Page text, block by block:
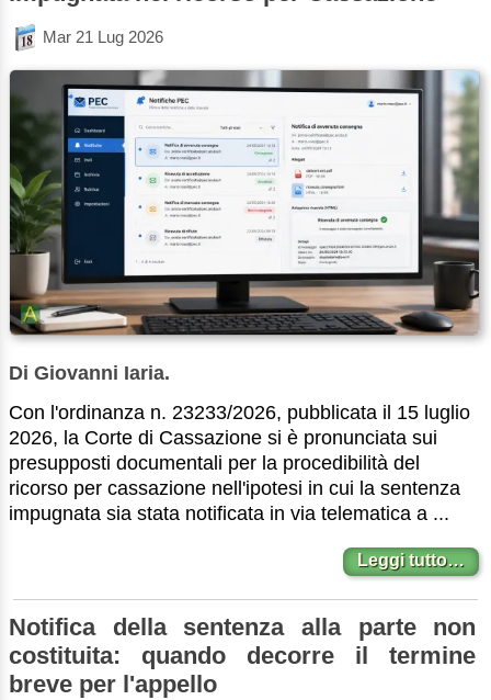
Mar 21 Lug 2026
Di Giovanni Iaria.
Con l'ordinanza n. 23233/2026, pubblicata il 15 luglio
2026, la Corte di Cassazione si è pronunciata sui
presupposti documentali per la procedibilità del
ricorso per cassazione nell'ipotesi in cui la sentenza
impugnata sia stata notificata in via telematica a ...
Leggi tutto…
Notifica della sentenza alla parte non
costituita: quando decorre il termine
breve per l'appello